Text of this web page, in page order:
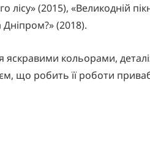
лісу» (2015), «Великодній
(2018).
яскравими кольорами,
що робить її роботи